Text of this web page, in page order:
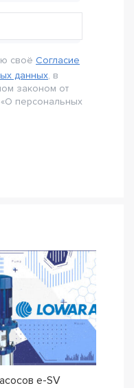
своё Согласие
данных, в
законом от
персональных
e-SV